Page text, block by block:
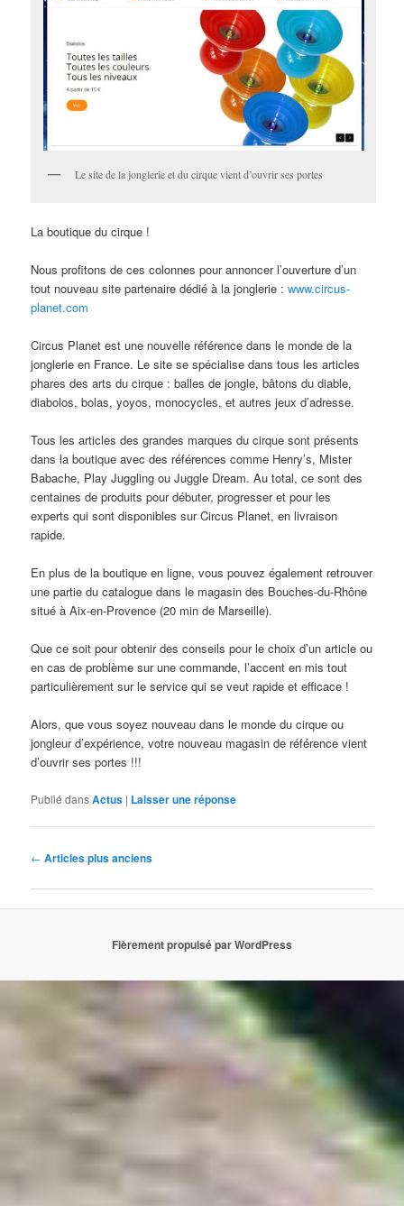
Le site de la jonglerie et du cirque vient d’ouvrir ses portes
La boutique du cirque !
Nous profitons de ces colonnes pour annoncer l’ouverture d’un
tout nouveau site partenaire dédié à la jonglerie :www.circus-
planet.com
Circus Planet est une nouvelle référence dans le monde de la
jonglerie en France. Le site se spécialise dans tous les articles
phares des arts du cirque : balles de jongle, bâtons du diable,
diabolos, bolas, yoyos, monocycles, et autres jeux d’adresse.
Tous les articles des grandes marques du cirque sont présents
dans la boutique avec des références comme Henry’s, Mister
Babache, Play Juggling ou Juggle Dream. Au total, ce sont des
centaines de produits pour débuter, progresser et pour les
experts qui sont disponibles sur Circus Planet, en livraison
rapide.
En plus de la boutique en ligne, vous pouvez également retrouver
une partie du catalogue dans le magasin des Bouches-du-Rhône
situé à Aix-en-Provence (20 min de Marseille).
Que ce soit pour obtenir des conseils pour le choix d’un article ou
en cas de problème sur une commande, l’accent en mis tout
particulièrement sur le service qui se veut rapide et efficace !
Alors, que vous soyez nouveau dans le monde du cirque ou
jongleur d’expérience, votre nouveau magasin de référence vient
d’ouvrir ses portes !!!
Publié dansActus | Laisser une réponse
Navigation des articles
← Articles plus anciens
Fièrement propulsé par WordPress